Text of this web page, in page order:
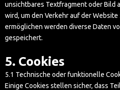
unsichtbares Textfragment oder Bild
wird, um den Verkehr auf der
ermöglichen werden diverse Daten
gespeichert.
5. Cookies
5.1 Technische oder funktionelle
Einige Cookies stellen sicher, dass